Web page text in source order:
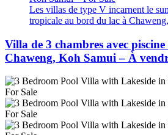
Les villas de type V incarnent le
tropicale au bord du lac à
Villa de 3 chambres avec
Chaweng, Koh Samui – À